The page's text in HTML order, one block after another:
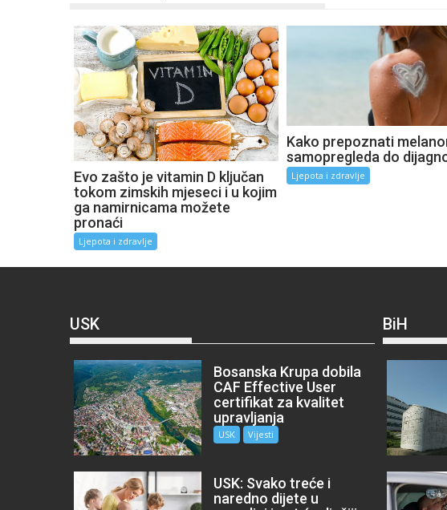
Evo zašto je vitamin D ključan
tokom zimskih mjeseci i u kojim
ga namirnicama možete
pronaći
Ljepota i zdravlje
Kako prepoznati
samopregleda do
Ljepota i zdravlje
USK
Bosanska Krupa dobila
CAF Effective User
certifikat za kvalitet
upravljanja
USK Vijesti
USK: Svako treće i
naredno dijete u
BiH